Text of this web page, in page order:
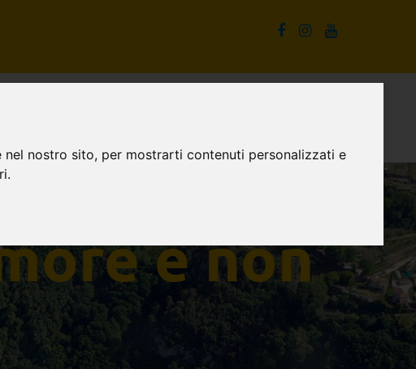
nostro sito, per mostrarti contenuti personalizzati e
e non